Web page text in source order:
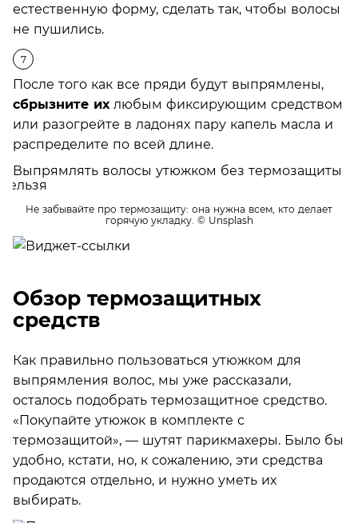
естественную форму, сделать так, чтобы волосы
не пушились.
После того как все пряди будут выпрямлены,
сбрызните ихлюбым фиксирующим средством
или разогрейте в ладонях пару капель масла и
распределите по всей длине.
Не забывайте про термозащиту: она нужна всем, кто делает
горячую укладку. © Unsplash
Обзор термозащитных
средств
Как правильно пользоваться утюжком для
выпрямления волос, мы уже рассказали,
осталось подобрать термозащитное средство.
«Покупайте утюжок в комплекте с
термозащитой», — шутят парикмахеры. Было бы
удобно, кстати, но, к сожалению, эти средства
продаются отдельно, и нужно уметь их
выбирать.